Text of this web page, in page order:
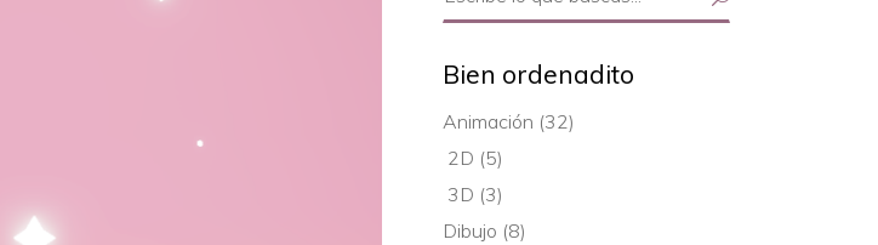
for:
Bien ordenadito
Animación (32)
2D (5)
3D (3)
Dibujo (8)